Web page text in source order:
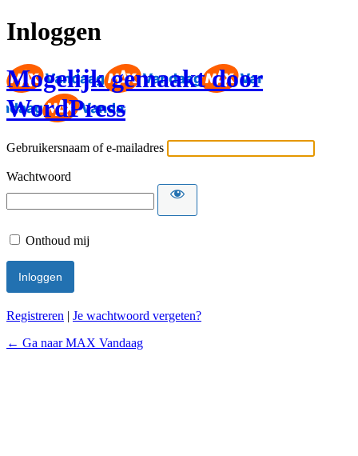
Inloggen
Mogelijk gemaakt door
WordPress
Gebruikersnaam of e-mailadres
Wachtwoord
Onthoud mij
Registreren | Je wachtwoord vergeten?
← Ga naar MAX Vandaag